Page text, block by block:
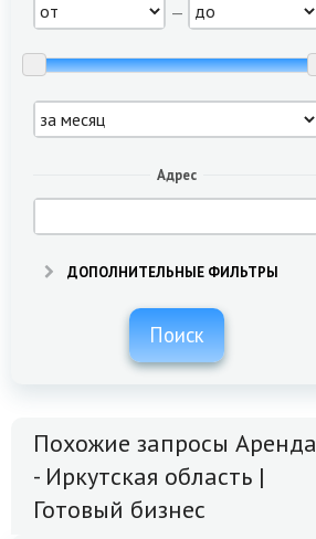
—
Адрес
ДОПОЛНИТЕЛЬНЫЕ ФИЛЬТРЫ
Поиск
Похожие запросы Аренда
- Иркутская область |
Готовый бизнес